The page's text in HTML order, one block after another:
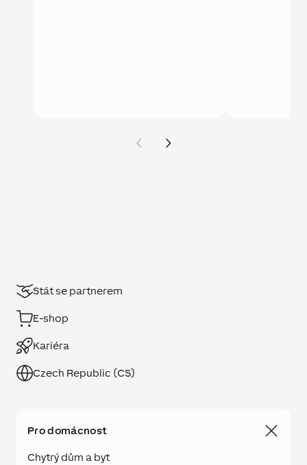
Stát se partnerem
E-shop
Kariéra
Czech Republic (CS)
Pro domácnost
Chytrý dům a byt